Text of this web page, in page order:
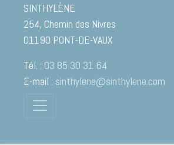
SINTHYLÈNE
254, Chemin des Nivres
01190 PONT-DE-VAUX
Tél. : 03 85 30 31 64
E-mail : sinthylene@sinthylene.com